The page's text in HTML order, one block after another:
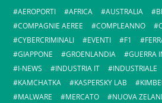
AEROPORTI
AFRICA AUSTRALIA
COMPAGNIE AEREE
COMPLEANNO
CYBERCRIMINALI
EVENTI F1
GIAPPONE
GROENLANDIA GUERRA
I-NEWS
INDUSTRIA IT INDUSTRIALE
KAMCHATKA
KASPERSKY LAB
MALWARE
MERCATO
NUOVA